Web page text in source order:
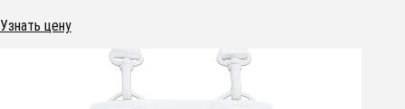
Узнать цену